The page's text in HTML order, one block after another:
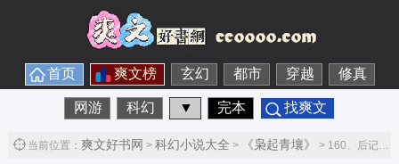
首页 爽文榜 玄幻 都市 穿越 修真
网游 科幻 ▼ 完本 找爽文
当前位置： 爽文好书网 > 科幻小说大全 > 《枭起青壤》 > 160、后记陆第1节